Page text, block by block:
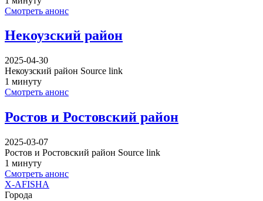
Смотреть анонс
Некоузский район
2025-04-30
Некоузский район Source link
1 минуту
Смотреть анонс
Ростов и Ростовский район
2025-03-07
Ростов и Ростовский район Source link
1 минуту
Смотреть анонс
X-AFISHA
Города